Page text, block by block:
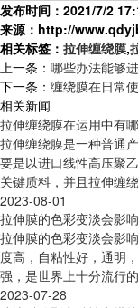
发布时间：2021/7/2
来源：http://
相关标签： 拉伸缠绕膜,
上一条： 哪些办法能够
下一条： 缠绕膜在日常
相关新闻
拉伸缠绕膜在运用中有
拉伸缠绕膜是一种普通
要是以进口线性高压聚
关键质料，并且拉伸缠
2023-08-01
拉伸膜的色彩变淡会影
拉伸膜的色彩变淡会影
度高，自粘性好，通明
强，是世界上十分流行
2023-07-28